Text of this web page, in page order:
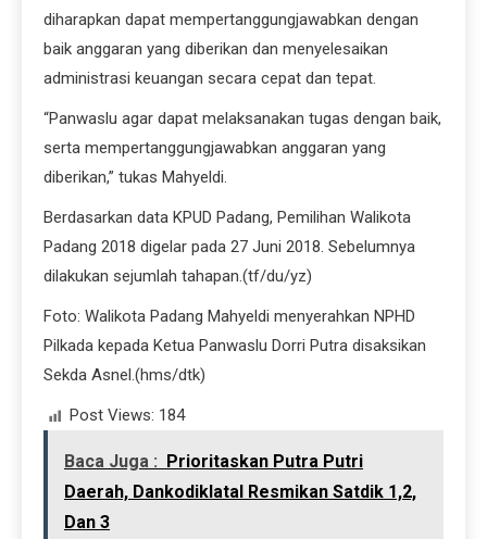
Padang 2018 digelar pada 27 Juni 2018. Sebelumnya
dilakukan sejumlah tahapan.(tf/du/yz)
Foto: Walikota Padang Mahyeldi menyerahkan NPHD
Pilkada kepada Ketua Panwaslu Dorri Putra disaksikan
Sekda Asnel.(hms/dtk)
Post Views: 184
Baca Juga : Prioritaskan Putra Putri
Daerah, Dankodiklatal Resmikan Satdik 1,2,
Dan 3
Previous: Mahyeldi Anak-Anak Merupakan Aset Berharga Dan
Next:Dinkes Padang Kerja Sama Dengan Fk Unand